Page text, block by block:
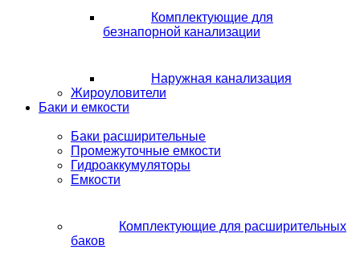
Комплектующие для
безнапорной канализации
Наружная канализация
Жироуловители
Баки и емкости
Баки расширительные
Промежуточные емкости
Гидроаккумуляторы
Емкости
Комплектующие для расширительных
баков